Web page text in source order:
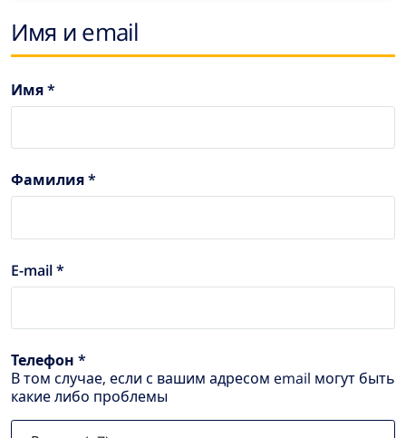
Имя и email
Имя *
Фамилия *
E-mail *
Телефон *
В том случае, если с вашим адресом email могут быть
какие либо проблемы